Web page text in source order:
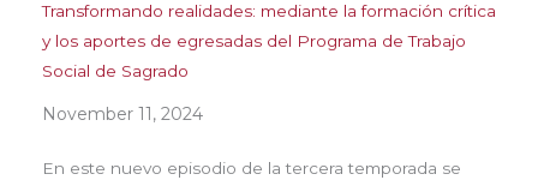
Transformando realidades: mediante la formación crítica
y los aportes de egresadas del Programa de Trabajo
Social de Sagrado
November 11, 2024
En este nuevo episodio de la tercera temporada se